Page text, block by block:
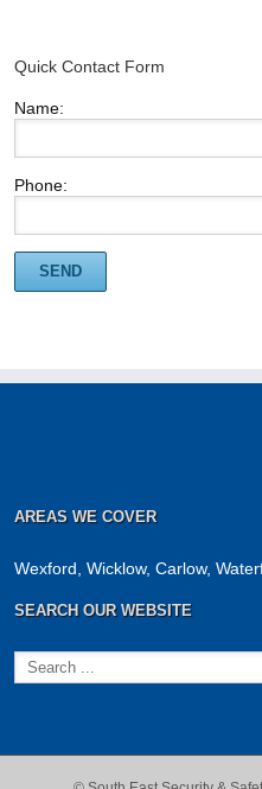
Quick Contact Form
Name:
Phone:
AREAS WE COVER
Wexford, Wicklow, Carlow,
SEARCH OUR WEBSITE